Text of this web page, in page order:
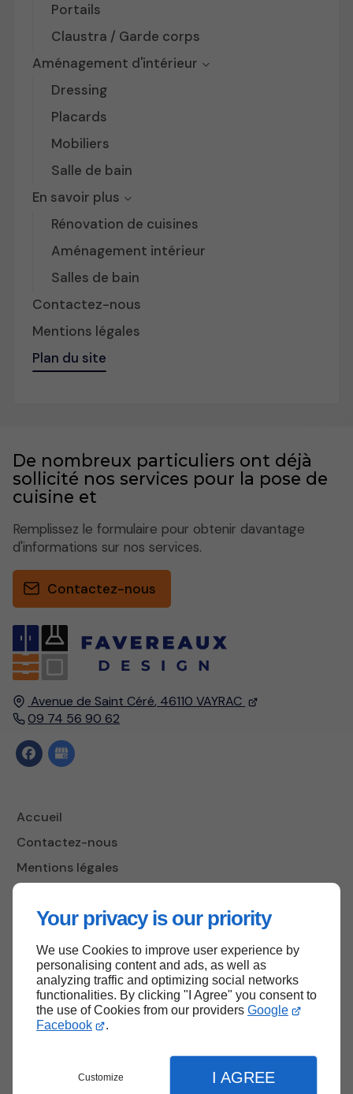
Your privacy is our priority
We use Cookies to improve user experience by
personalising content and ads, as well as
analyzing traffic and optimizing social networks
functionalities. By clicking "I Agree" you consent to
the use of Cookies from our providers Google
Facebook
.
Customize I AGREE
Portails
Claustra / Garde corps
Aménagement d'intérieur
Dressing
Placards
Mobiliers
Salle de bain
En savoir plus
Rénovation de cuisines
Aménagement intérieur
Salles de bain
Contactez-nous
Mentions légales
Plan du site
Avenue de Saint Céré, 46110 VAYRAC
09 74 56 90 62
Accueil
Contactez-nous
Mentions légales
De nombreux particuliers ont déjà
sollicité nos services pour la pose de
cuisine et
Remplissez le formulaire pour obtenir davantage
d'informations sur nos services.
Contactez-nous
Haut de page